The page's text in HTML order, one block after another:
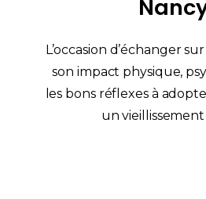
L’occasion d’échanger
son impact physique,
les bons réflexes à
un vieillissement